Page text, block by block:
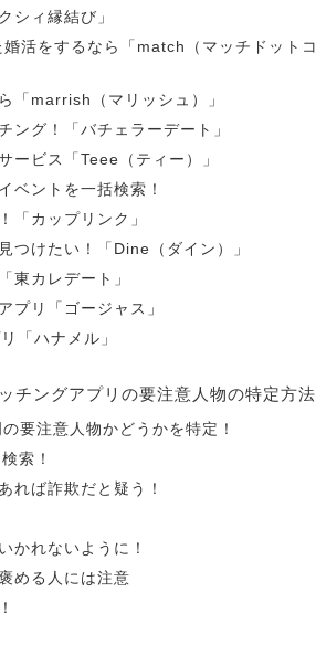
シィ縁結び」
活をするなら「match（マッチドットコ
「marrish（マリッシュ）」
ング！「バチェラーデート」
ービス「Teee（ティー）」
ベントを一括検索！
「カップリンク」
つけたい！「Dine（ダイン）」
東カレデート」
プリ「ゴージャス」
「ハナメル」
チングアプリの要注意人物の特定方法
要注意人物かどうかを特定！
索！
れば詐欺だと疑う！
かれないように！
める人には注意